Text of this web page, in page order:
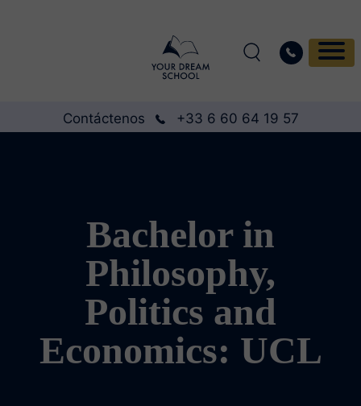
Contáctenos +33 6 60 64 19 57
Bachelor in
Philosophy,
Politics and
Economics: UCL